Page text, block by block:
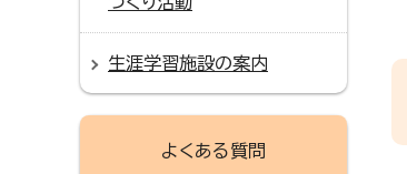
生涯学習施設の案内
よくある質問